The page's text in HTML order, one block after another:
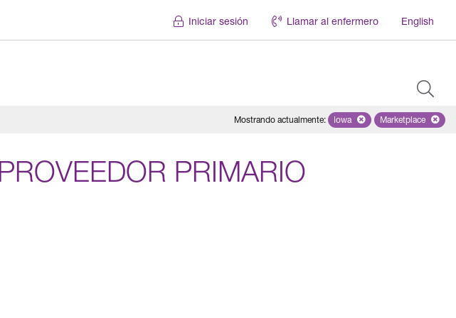
Iniciar sesión Llamar al enfermero English
Mostrando actualmente: Remove selected state 'Iowa'
Iowa Remove
Marketplace
PRIMARIO